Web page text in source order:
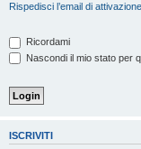
Rispedisci l’email di attivazione
Ricordami
Nascondi il mio stato per
ISCRIVITI